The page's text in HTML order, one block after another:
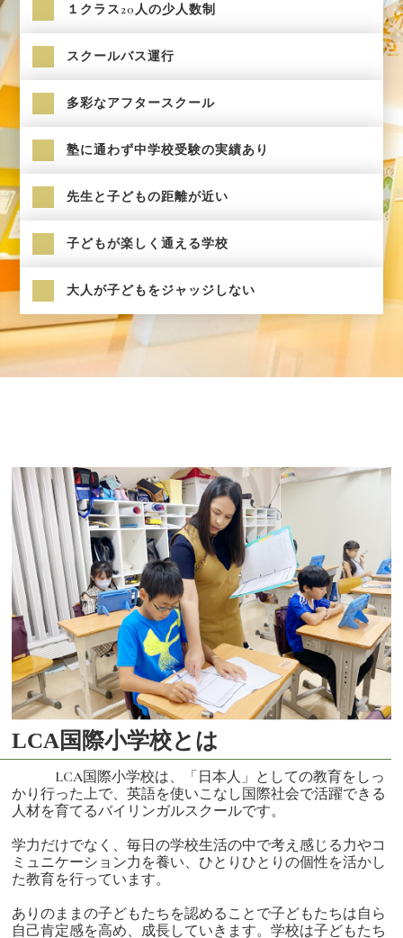
１クラス20人の少人数制
スクールバス運行
多彩なアフタースクール
塾に通わず中学校受験の実績あり
先生と子どもの距離が近い
子どもが楽しく通える学校
大人が子どもをジャッジしない
LCA国際小学校とは
LCA国際小学校は、「日本人」としての教育をしっ
かり行った上で、英語を使いこなし国際社会で活躍できる
人材を育てるバイリンガルスクールです。
学力だけでなく、毎日の学校生活の中で考え感じる力やコ
ミュニケーション力を養い、ひとりひとりの個性を活かし
た教育を行っています。
ありのままの子どもたちを認めることで子どもたちは自ら
自己肯定感を高め、成長していきます。学校は子どもたち